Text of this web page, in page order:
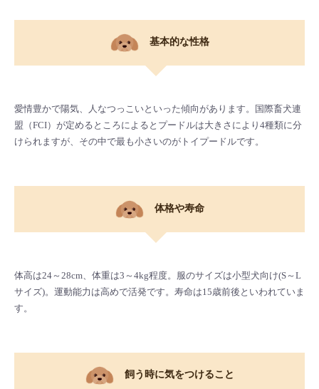
基本的な性格
愛情豊かで陽気、人なつっこいといった傾向があります。国際畜犬連
盟（FCI）が定めるところによるとプードルは大きさにより4種類に分
けられますが、その中で最も小さいのがトイプードルです。
体格や寿命
体高は24～28cm、体重は3～4kg程度。服のサイズは小型犬向け(S～L
サイズ)。運動能力は高めで活発です。寿命は15歳前後といわれていま
す。
飼う時に気をつけること